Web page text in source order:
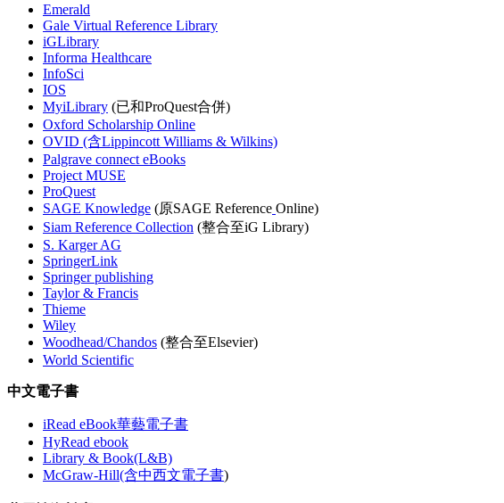
Emerald
Gale Virtual Reference Library
iGLibrary
Informa Healthcare
InfoSci
IOS
MyiLibrary (已和ProQuest合併)
Oxford Scholarship Online
OVID (含Lippincott Williams & Wilkins)
Palgrave connect eBooks
Project MUSE
ProQuest
SAGE Knowledge (原SAGE Reference Online)
Siam Reference Collection (整合至iG Library)
S. Karger AG
SpringerLink
Springer publishing
Taylor & Francis
Thieme
Wiley
Woodhead/Chandos (整合至Elsevier)
World Scientific
中文電子書
iRead eBook華藝電子書
HyRead ebook
Library & Book(L&B)
McGraw-Hill(含中西文電子書)